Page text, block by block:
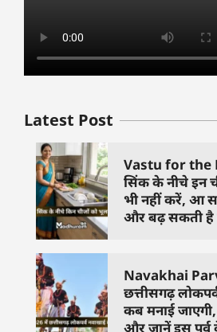
Latest Post
Vastu for the
सिंक के नीचे इन
भी नहीं करें, आ
और बढ़ सकती है
Navakhai
छत्तीसगढ़
कब मनाई
और जानें इस पर्व